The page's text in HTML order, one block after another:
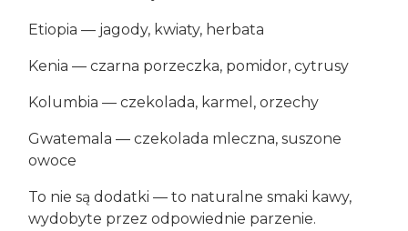
Etiopia — jagody, kwiaty, herbata
Kenia — czarna porzeczka, pomidor, cytrusy
Kolumbia — czekolada, karmel, orzechy
Gwatemala — czekolada mleczna, suszone
owoce
To nie są dodatki — to naturalne smaki kawy,
wydobyte przez odpowiednie parzenie.